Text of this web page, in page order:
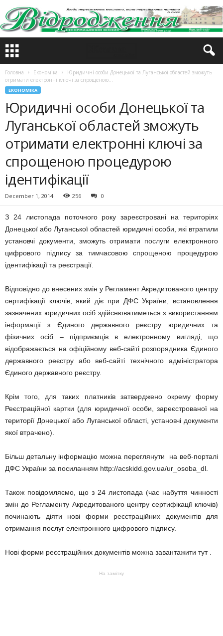
Головна Економіка
Юридичні особи Донецької та Луганської областей зможуть
отримати електронні ключі за спрощеною...
ЕКОНОМІКА
Юридичні особи Донецької та
Луганської областей зможуть
отримати електронні ключі за
спрощеною процедурою
ідентифікації
December 1, 2014 256 0
З 24 листопада поточного року зареєстровані на територіях
Донецької або Луганської областей юридичні особи, які втратили
установчі документи, зможуть отримати послуги електронного
цифрового підпису за тимчасовою спрощеною процедурою
ідентифікації та реєстрації.
Відповідно до внесених змін у Регламент Акредитованого центру
сертифікації ключів, який діє при ДФС України, встановлення
зазначених юридичних осіб здійснюватиметься з використанням
інформації з Єдиного державного реєстру юридичних та
фізичних осіб – підприємців в електронному вигляді, що
відображається на офіційному веб-сайті розпорядника Єдиного
державного реєстру або веб-сайті технічного адміністратора
Єдиного державного реєстру.
Крім того, для таких платників затверджено окрему форму
Реєстраційної картки (для юридичної особи, зареєстрованої на
території Донецької або Луганської області, установчі документи
якої втрачено).
Більш детальну інформацію можна переглянути на веб-порталі
ДФС України за посиланням http://acskidd.gov.ua/ur_osoba_dl.
Також повідомляємо, що з 24 листопада (час набуття чинності
змін до Регламенту Акредитованого центру сертифікації ключів)
починають діяти нові форми реєстраційних документів для
отримання послуг електронного цифрового підпису.
Нові форми реєстраційних документів можна завантажити тут .
На замітку